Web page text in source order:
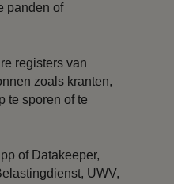
panden of
registers van
zoals kranten,
te sporen of te
of Datakeeper,
UWV,